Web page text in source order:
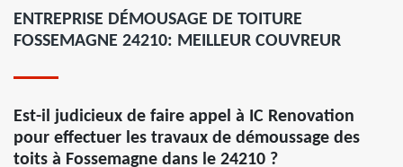
ENTREPRISE DÉMOUSAGE DE TOITURE
FOSSEMAGNE 24210: MEILLEUR COUVREUR
Est-il judicieux de faire appel à IC Renovation
pour effectuer les travaux de démoussage des
toits à Fossemagne dans le 24210 ?